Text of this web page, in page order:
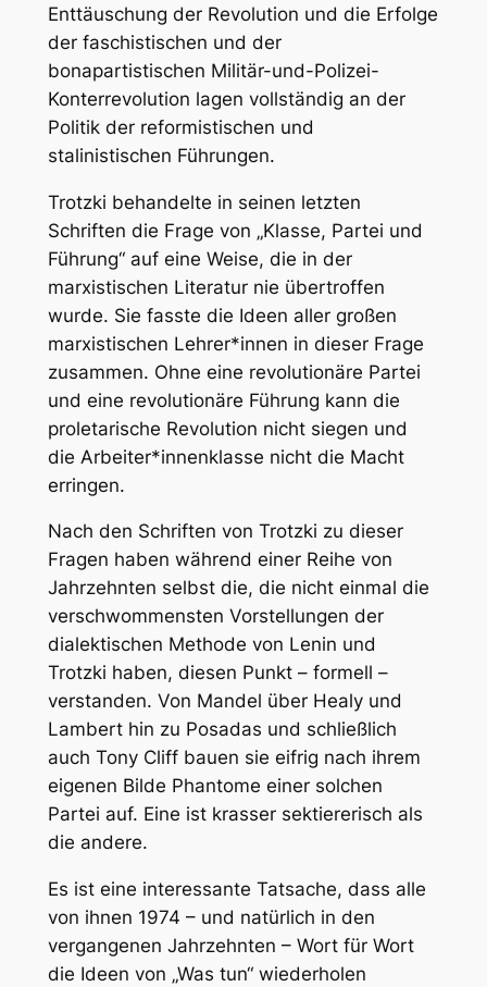
Enttäuschung der Revolution und die Erfolge
der faschistischen und der
bonapartistischen Militär-und-Polizei-
Konterrevolution lagen vollständig an der
Politik der reformistischen und
stalinistischen Führungen.
Trotzki behandelte in seinen letzten
Schriften die Frage von „Klasse, Partei und
Führung“ auf eine Weise, die in der
marxistischen Literatur nie übertroffen
wurde. Sie fasste die Ideen aller großen
marxistischen Lehrer*innen in dieser Frage
zusammen. Ohne eine revolutionäre Partei
und eine revolutionäre Führung kann die
proletarische Revolution nicht siegen und
die Arbeiter*innenklasse nicht die Macht
erringen.
Nach den Schriften von Trotzki zu dieser
Fragen haben während einer Reihe von
Jahrzehnten selbst die, die nicht einmal die
verschwommensten Vorstellungen der
dialektischen Methode von Lenin und
Trotzki haben, diesen Punkt – formell –
verstanden. Von Mandel über Healy und
Lambert hin zu Posadas und schließlich
auch Tony Cliff bauen sie eifrig nach ihrem
eigenen Bilde Phantome einer solchen
Partei auf. Eine ist krasser sektiererisch als
die andere.
Es ist eine interessante Tatsache, dass alle
von ihnen 1974 – und natürlich in den
vergangenen Jahrzehnten – Wort für Wort
die Ideen von „Was tun“ wiederholen